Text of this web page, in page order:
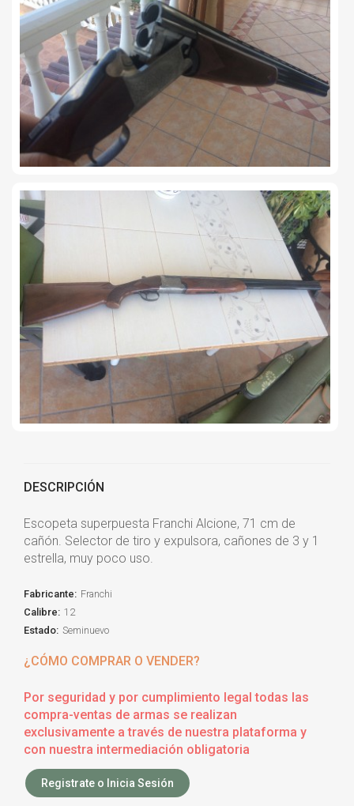
DESCRIPCIÓN
Escopeta superpuesta Franchi Alcione, 71 cm de
cañón. Selector de tiro y expulsora, cañones de 3 y 1
estrella, muy poco uso.
Fabricante: Franchi
Calibre: 12
Estado: Seminuevo
¿CÓMO COMPRAR O VENDER?
Por seguridad y por cumplimiento legal todas las
compra-ventas de armas se realizan
exclusivamente a través de nuestra plataforma y
con nuestra intermediación obligatoria
Registrate o Inicia Sesión